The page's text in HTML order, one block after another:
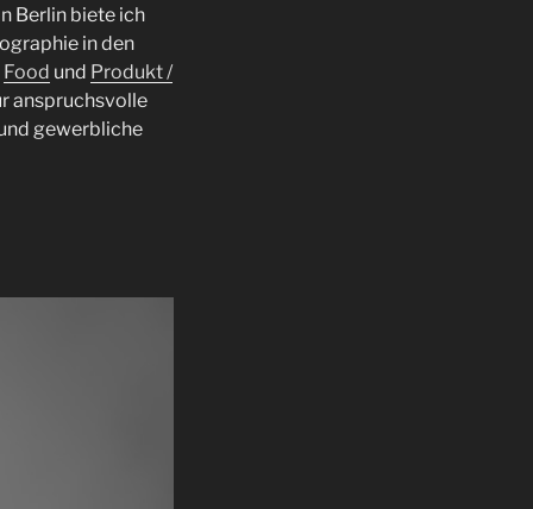
Berlin biete ich
in den
Food und Produkt /
anspruchsvolle
gewerbliche